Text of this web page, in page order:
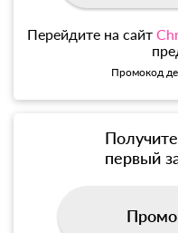
Перейдите на сайт
Промокод
первый